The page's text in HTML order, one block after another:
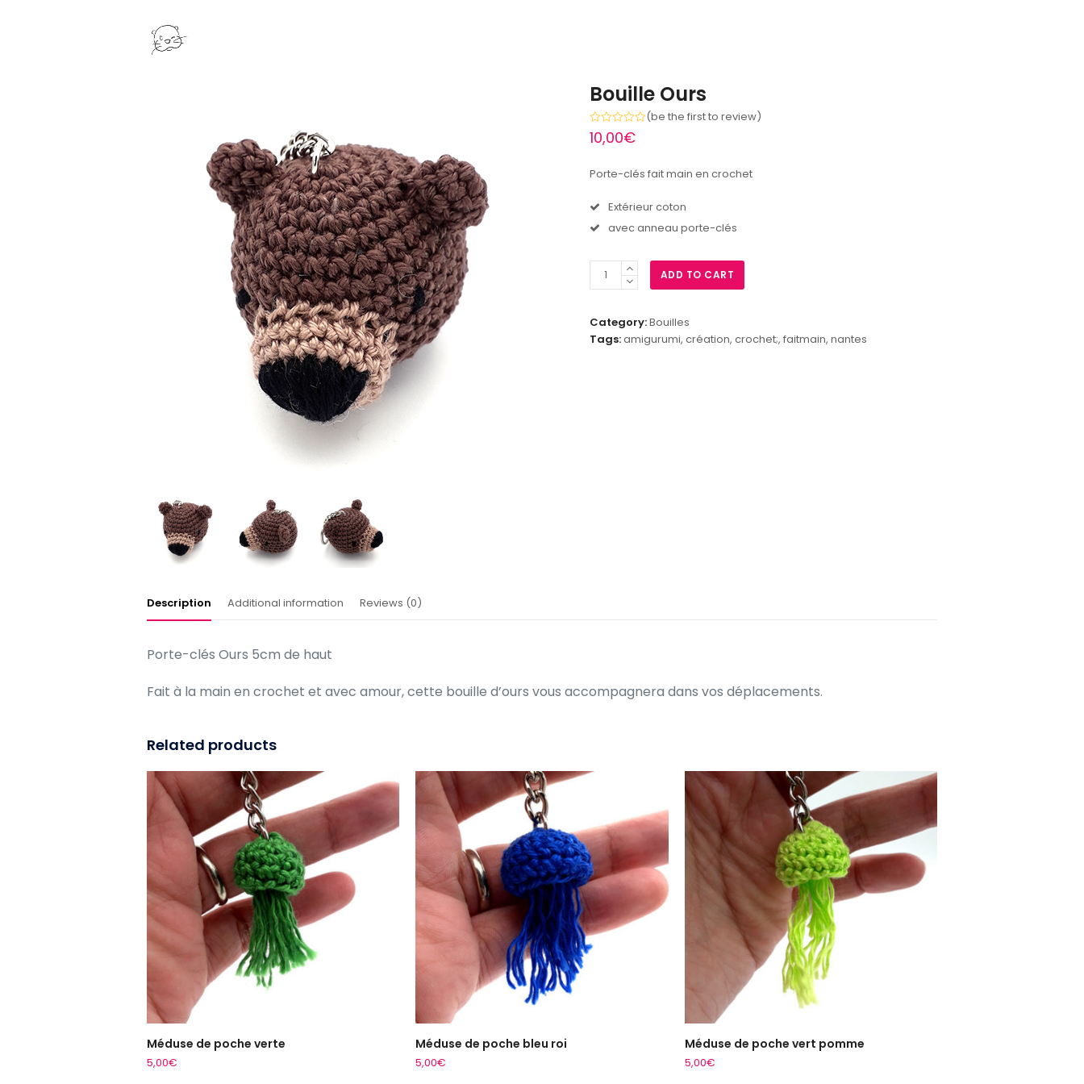
Bouille Ours
Rated
0
5
(be the first to review)
10,00€
Porte-clés fait main en crochet
Extérieur coton
avec anneau porte-clés
Bouille
Ours
ADD TO CART
Category:Bouilles
Tags:amigurumi, création, crochet;, faitmain, nantes
Description Additional information Reviews (0)
Porte-clés Ours 5cm de haut
Fait à la main en crochet et avec amour, cette bouille d’ours vous accompagnera dans vos déplacements.
Related products
ADD TO CART
Méduse de poche verte
5,00€
ADD TO CART
Méduse de poche bleu roi
5,00€
ADD TO CART
Méduse de poche vert pomme
5,00€